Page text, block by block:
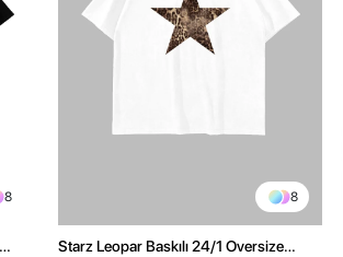
8 8
Starz Leopar Baskılı 24/1 Oversize